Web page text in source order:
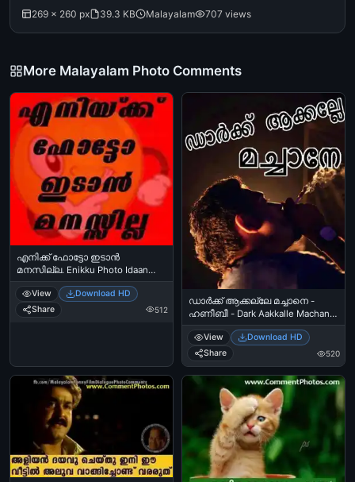
269 × 260 px 39.3 KB Malayalam 707 views
More Malayalam Photo Comments
എനിക്ക് ഫോട്ടോ ഇടാന്‍
മനസില്ല. Enikku Photo Idaan
Manasilla
View
Download HD
Share
512
ഡാര്‍ക്ക്‌ ആക്കല്ലേ മച്ചാനെ -
ഹണീബീ - Dark Aakkalle Machane
- Honey Bee, Asif Ali
View
Download HD
Share
520